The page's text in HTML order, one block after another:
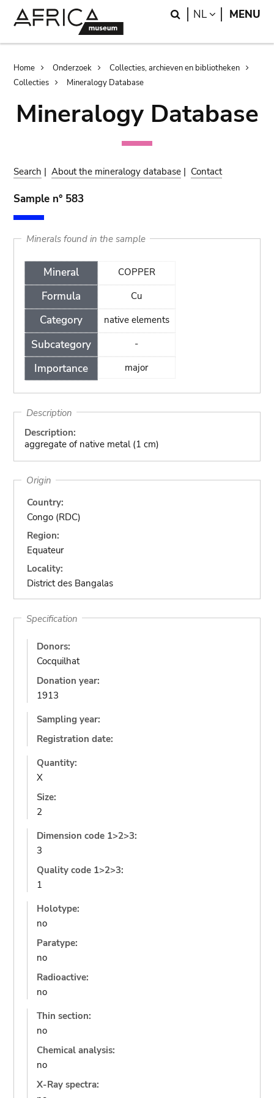
Search
NL LANGUAGE
MENU
Breadcrumb
Home Onderzoek
Collecties, archieven en bibliotheken
Collecties
Mineralogy Database
Mineralogy Database
Search |About the mineralogy database | Contact
Sample n° 583
Minerals found in the sample
Mineral
Formula
Category
Subcategory
Importance
COPPER
Cu
native elements
-
major
Description
Description:
aggregate of native metal (1 cm)
Origin
Country:
Congo (RDC)
Region:
Equateur
Locality:
District des Bangalas
Specification
Donors:
Cocquilhat
Donation year:
1913
Sampling year:
Registration date:
Quantity:
X
Size:
2
Dimension code 1>2>3:
3
Quality code 1>2>3:
1
Holotype:
no
Paratype:
no
Radioactive:
no
Thin section:
no
Chemical analysis:
no
X-Ray spectra: